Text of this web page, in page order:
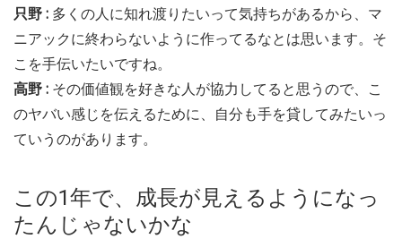
只野 : 多くの人に知れ渡りたいって気持ちがあるから、マ
ニアックに終わらないように作ってるなとは思います。そ
こを手伝いたいですね。
高野 : その価値観を好きな人が協力してると思うので、こ
のヤバい感じを伝えるために、自分も手を貸してみたいっ
ていうのがあります。
この1年で、成長が見えるようになっ
たんじゃないかな